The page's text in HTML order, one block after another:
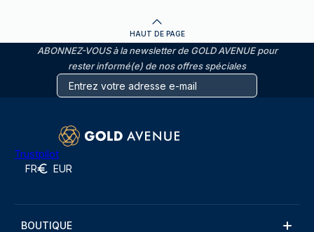
HAUT DE PAGE
ABONNEZ-VOUS à la newsletter de GOLD AVENUE pour
rester informé(e) de nos offres spéciales
Trustpilot
FR EUR
BOUTIQUE